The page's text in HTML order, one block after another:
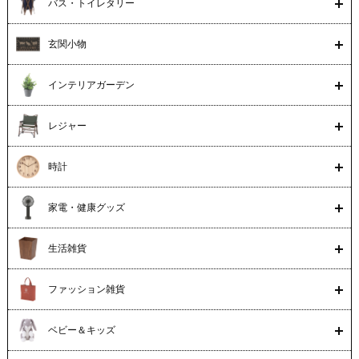
バス・トイレタリー
玄関小物
インテリアガーデン
レジャー
時計
家電・健康グッズ
生活雑貨
ファッション雑貨
ベビー＆キッズ